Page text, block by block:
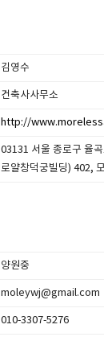
김영수
건축사사무소
http://
03131 서울 종로구 율
로얄창덕궁빌딩) 402,
양원중
moleywj@gmail.com
010-3307-5276